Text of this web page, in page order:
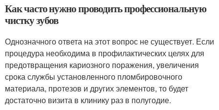
Как часто нужно проводить профессиональную
чистку зубов
Однозначного ответа на этот вопрос не существует. Если
процедура необходима в профилактических целях для
предотвращения кариозного поражения, увеличения
срока службы установленного пломбировочного
материала, протезов и других элементов, то будет
достаточно визита в клинику раз в полугодие.